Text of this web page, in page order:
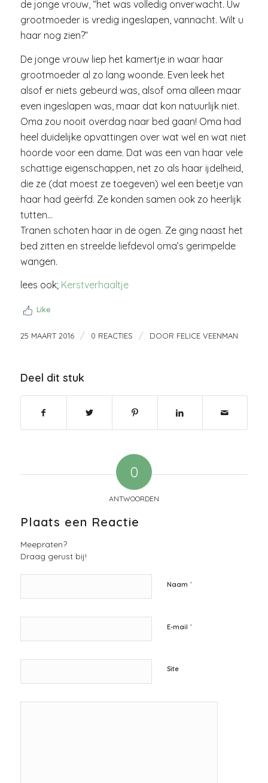
de jonge vrouw, “het was volledig onverwacht. Uw
grootmoeder is vredig ingeslapen, vannacht. Wilt u
haar nog zien?”
De jonge vrouw liep het kamertje in waar haar
grootmoeder al zo lang woonde. Even leek het
alsof er niets gebeurd was, alsof oma alleen maar
even ingeslapen was, maar dat kon natuurlijk niet.
Oma zou nooit overdag naar bed gaan! Oma had
heel duidelijke opvattingen over wat wel en wat niet
hoorde voor een dame. Dat was een van haar vele
schattige eigenschappen, net zo als haar ijdelheid,
die ze (dat moest ze toegeven) wel een beetje van
haar had geërfd. Ze konden samen ook zo heerlijk
tutten…
Tranen schoten haar in de ogen. Ze ging naast het
bed zitten en streelde liefdevol oma’s gerimpelde
wangen.
lees ook; Kerstverhaaltje
Like
25 MAART 2016 / 0 REACTIES / DOOR FELICE VEENMAN
Deel dit stuk
0
ANTWOORDEN
Plaats een Reactie
Meepraten?
Draag gerust bij!
Naam *
E-mail *
Site